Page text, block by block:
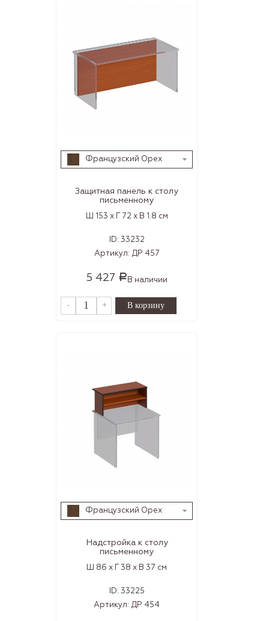
Французский Орех
Защитная панель к столу
письменному
Ш 153 x Г 72 x В 1.8 см
ID: 33232
Артикул: ДР 457
5 427 Р В наличии
- +
Французский Орех
Надстройка к столу
письменному
Ш 86 x Г 38 x В 37 см
ID: 33225
Артикул: ДР 454